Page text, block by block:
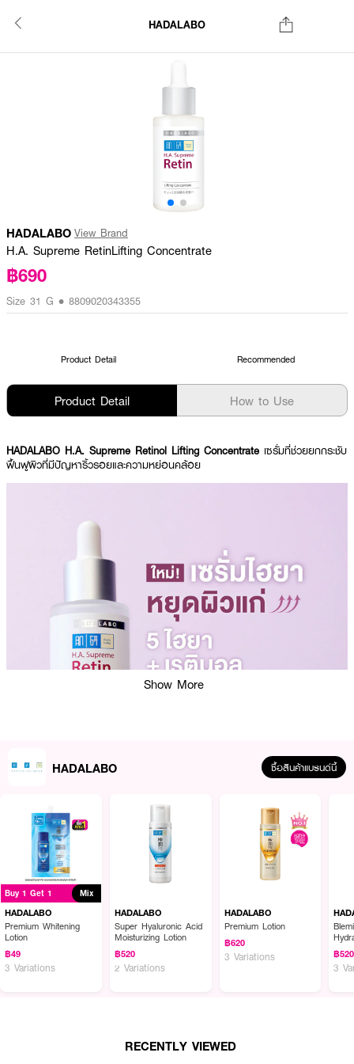
HADALABO
HADALABO View Brand
H.A. Supreme RetinLifting Concentrate
฿690
Size 31 G • 8809020343355
Product Detail Recommended
Product Detail How to Use
HADALABO H.A. Supreme Retinol Lifting Concentrate เซรั่มที่ช่วยยกกระชับ
ฟื้นฟูผิวที่มีปัญหาริ้วรอยและความหย่อนคล้อย
ผลลัพธ์ที่ได้ :
หยุดผิวแก่ด้วยเซรั่มที่ช่วยยกกระชับ ฟื้นฟูผิวที่มีปัญหาริ้วรอยและความหย่อน
คล้อยHADALABO H.A. Supreme Retinol Lifting Concentrate
ความยืดหยุ่นเพื่อผิวเรียบตึงยิ่งขึ้นและแน่นกระชับ
· เนื้อเซรั่มสูตรพิเศษ ซึมซาบเร็ว ตรงเข้าบำรุงผิว ไม่อุดตัน
· ด้วยไฮยา 5 ขนาดโมเลกุล เติมความชุ่มชื่นขั้นสุด ในทุกชั้นผิว
· พลัส เรตินอล ปาล์มิเตท ลดเลือนริ้วรอย อัพผิวเฟิร์มกระชับ ขั้นสุด
· ไม่มีแอลกอฮอล์ น้ำมันแร่ น้ำหอม สี และพาราเบน อ่อนโยนต่อผิวบอบบาง
Show More
HADALABO ซื้อสินค้าแบรนด์นี้
Buy 1 Get 1 Mix
HADALABO
Premium Whitening
Lotion
฿49
3 Variations
HADALABO
Super Hyaluronic Acid
Moisturizing Lotion
฿520
2 Variations
HADALABO
Premium Lotion
฿620
3 Variations
฿520
3
RECENTLY VIEWED